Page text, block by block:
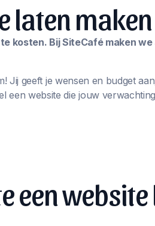
laten
kosten. Bij SiteCafé maken
Jij geeft je wensen en budget
een website die jouw
een